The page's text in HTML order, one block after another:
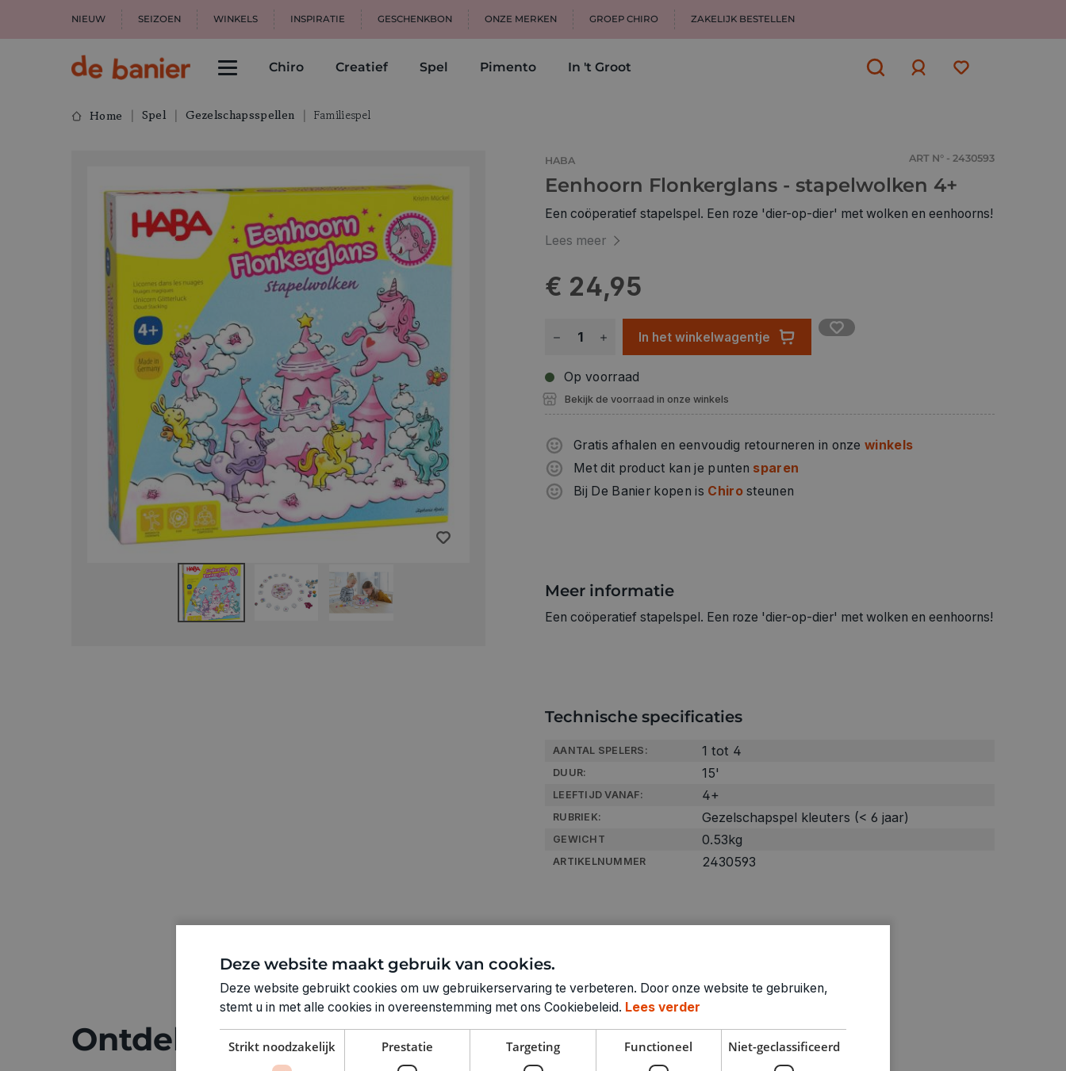
NIEUW SEIZOEN WINKELS INSPIRATIE GESCHENKBON ONZE MERKEN GROEP CHIRO ZAKELIJK BESTELLEN
Chiro Creatief Spel Pimento In 't Groot
Home Spel Gezelschapsspellen Familiespel
HABA ART N° - 2430593
Eenhoorn Flonkerglans - stapelwolken 4+
Een coöperatief stapelspel. Een roze 'dier-op-dier' met wolken en eenhoorns!
Lees meer
€ 24,95
In het winkelwagentje
Op voorraad
Bekijk de voorraad in onze winkels
Gratis afhalen en eenvoudig retourneren in onzewinkels
Met dit product kan je punten sparen
Bij De Banier kopen is Chirosteunen
Meer informatie
Een coöperatief stapelspel. Een roze 'dier-op-dier' met wolken en eenhoorns!
Technische specificaties
AANTAL SPELERS: 1 tot 4
DUUR: 15'
LEEFTIJD VANAF: 4+
RUBRIEK: Gezelschapspel kleuters (< 6 jaar)
GEWICHT 0.53kg
ARTIKELNUMMER 2430593
Ontdek meer
Deze website maakt gebruik van cookies.
Deze website gebruikt cookies om uw gebruikerservaring te verbeteren. Door onze website te gebruiken,
stemt u in met alle cookies in overeenstemming met ons Cookiebeleid. Lees verder
Strikt noodzakelijk Prestatie Targeting Functioneel Niet-geclassificeerd